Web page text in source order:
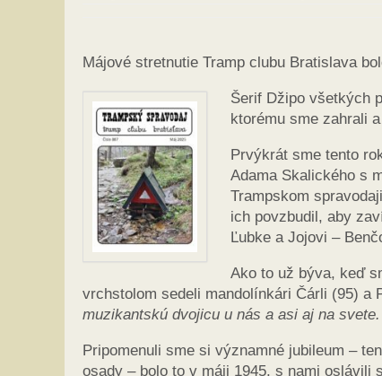
Májové stretnutie Tramp clubu Bratislava
Šerif Džipo všetkých
ktorému sme zahrali
Prvýkrát sme tento
Adama Skalického s
Trampskom
ich povzbudil, aby
Ľubke a Jojovi –
Ako to už býva, keď
vrchstolom sedeli mandolínkári Čárli (95) a
muzikantskú dvojicu u nás a asi aj na svete.
Pripomenuli sme si významné jubileum –
osady – bolo to v máji 1945, s nami